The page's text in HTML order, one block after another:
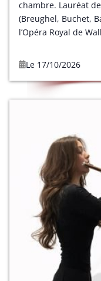
chambre. Lauréat
(Breughel, Buchet,
l’Opéra Royal de
Le 17/10/2026